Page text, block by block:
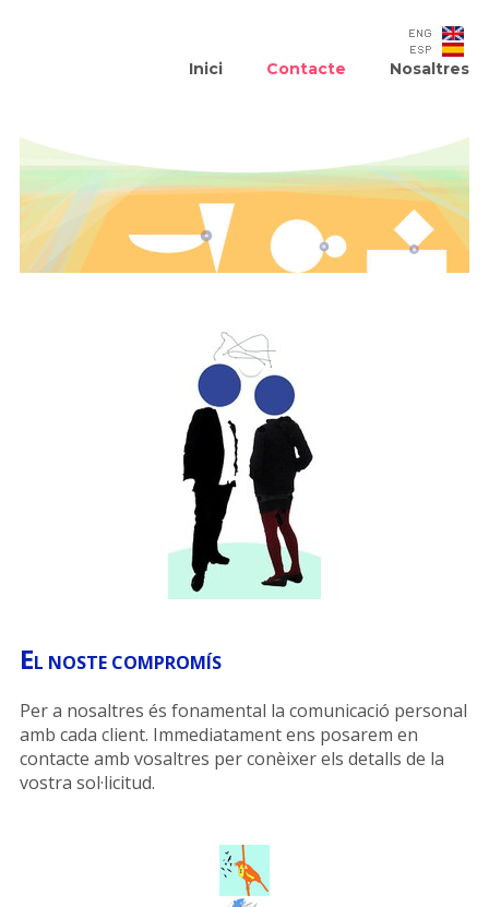
Inici Contacte Nosaltres
EL NOSTE COMPROMÍS
Per a nosaltres és fonamental la comunicació personal
amb cada client. Immediatament ens posarem en
contacte amb vosaltres per conèixer els detalls de la
vostra sol·licitud.